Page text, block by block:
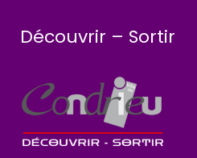
Découvrir – Sortir